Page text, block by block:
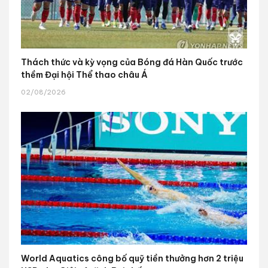
Thách thức và kỳ vọng của Bóng đá Hàn Quốc trước
thềm Đại hội Thể thao châu Á
02/08/2026
World Aquatics công bố quỹ tiền thưởng hơn 2 triệu